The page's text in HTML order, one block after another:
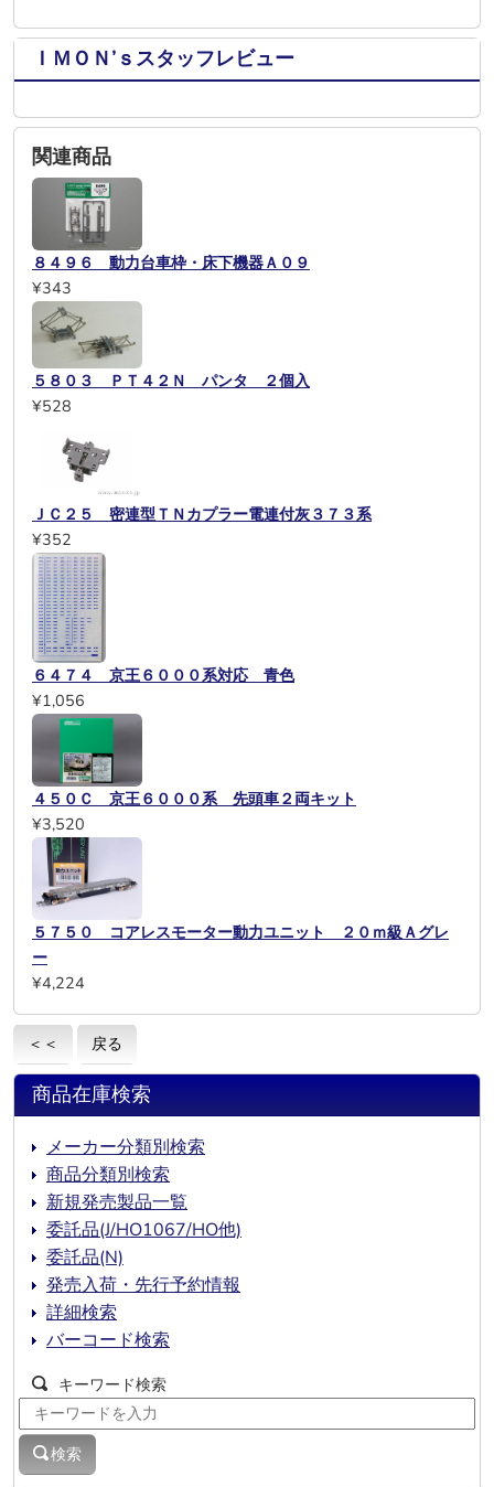
ＩＭＯＮ’ｓスタッフレビュー
関連商品
８４９６ 動力台車枠・床下機器Ａ０９
¥343
５８０３ ＰＴ４２Ｎ パンタ ２個入
¥528
ＪＣ２５ 密連型ＴＮカプラー電連付灰３７３系
¥352
６４７４ 京王６０００系対応 青色
¥1,056
４５０Ｃ 京王６０００系 先頭車２両キット
¥3,520
５７５０ コアレスモーター動力ユニット ２０ｍ級Ａグレ
ー
¥4,224
＜＜ 戻る
商品在庫検索
メーカー分類別検索
商品分類別検索
新規発売製品一覧
委託品(J/HO1067/HO他)
委託品(N)
発売入荷・先行予約情報
詳細検索
バーコード検索
キーワード検索
検索